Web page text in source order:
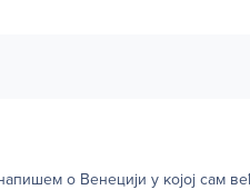
о Венецији у којој сам